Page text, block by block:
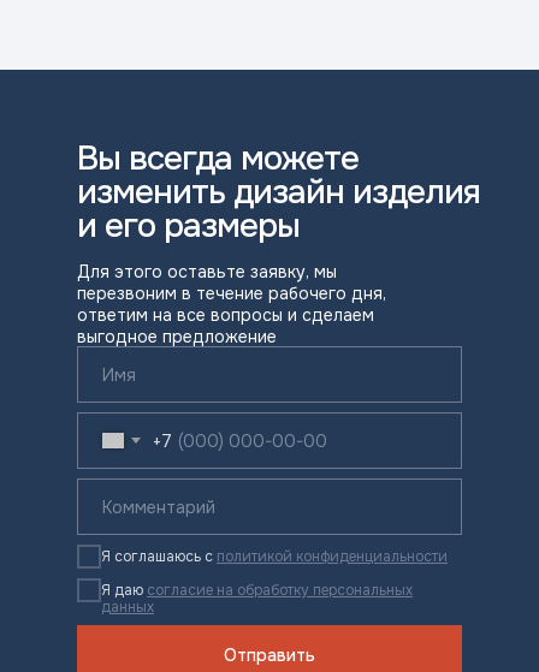
Вы всегда можете
изменить дизайн изделия
и его размеры
Для этого оставьте заявку, мы
перезвоним в течение рабочего дня,
ответим на все вопросы и сделаем
выгодное предложение
+7
Я соглашаюсь с политикой конфиденциальности
Я даю согласие на обработку персональных
данных
Отправить